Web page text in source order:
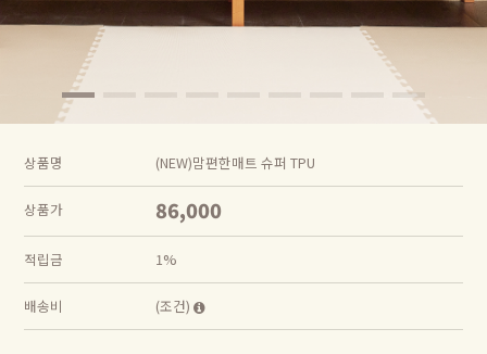
상품명 (NEW)맘편한매트 슈퍼 TPU
상품가 86,000
적립금 1%
배송비 (조건)